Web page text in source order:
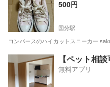
500円
国分駅
コンバースのハイカットスニーカー
霧島市 国分駅 靴
【ペット相
無料アプリ